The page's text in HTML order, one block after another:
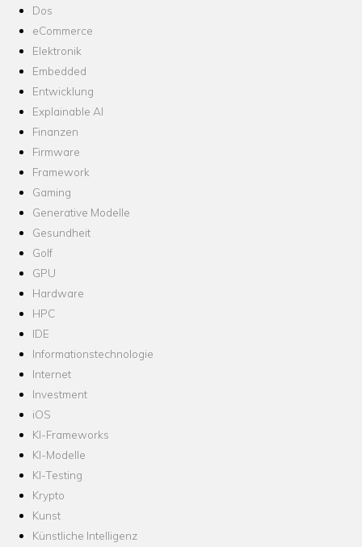
Dos
eCommerce
Elektronik
Embedded
Entwicklung
Explainable AI
Finanzen
Firmware
Framework
Gaming
Generative Modelle
Gesundheit
Golf
GPU
Hardware
HPC
IDE
Informationstechnologie
Internet
Investment
iOS
KI-Frameworks
KI-Modelle
KI-Testing
Krypto
Kunst
Künstliche Intelligenz